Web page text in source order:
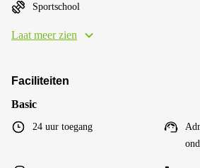
Sportschool
Laat meer zien
Faciliteiten
Basic
24 uur toegang